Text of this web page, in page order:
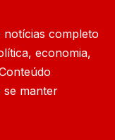
completo
economia,
se manter